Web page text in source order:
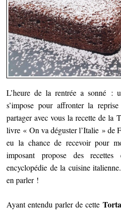
L’heure de la rentrée a sonné :
s’impose pour affronter la
partager avec vous la recette de la
livre « On va déguster l’Italie » de
eu la chance de recevoir pour
imposant propose des
encyclopédie de la cuisine
en parler !
Ayant entendu parler de cette